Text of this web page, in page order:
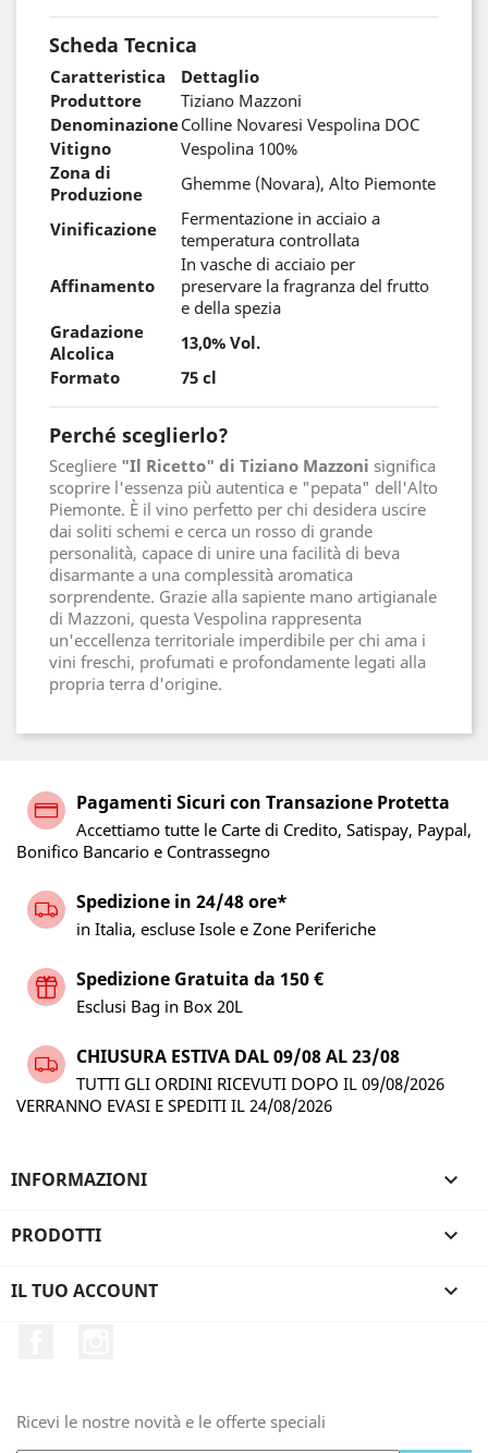
Scheda Tecnica
Caratteristica
Dettaglio
Produttore
Tiziano Mazzoni
DenominazioneColline Novaresi Vespolina DOC
Vitigno
Vespolina 100%
Zona di
Produzione
Ghemme (Novara), Alto Piemonte
Vinificazione
Fermentazione in acciaio a
temperatura controllata
Affinamento
In vasche di acciaio per
preservare la fragranza del frutto
e della spezia
Gradazione
Alcolica
13,0% Vol.
Formato
75 cl
Perché sceglierlo?
Scegliere "Il Ricetto" di Tiziano Mazzoni significa
scoprire l'essenza più autentica e "pepata" dell'Alto
Piemonte. È il vino perfetto per chi desidera uscire
dai soliti schemi e cerca un rosso di grande
personalità, capace di unire una facilità di beva
disarmante a una complessità aromatica
sorprendente. Grazie alla sapiente mano artigianale
di Mazzoni, questa Vespolina rappresenta
un'eccellenza territoriale imperdibile per chi ama i
vini freschi, profumati e profondamente legati alla
propria terra d'origine.
Pagamenti Sicuri con Transazione Protetta
Accettiamo tutte le Carte di Credito, Satispay, Paypal,
Bonifico Bancario e Contrassegno
Spedizione in 24/48 ore*
in Italia, escluse Isole e Zone Periferiche
Spedizione Gratuita da 150 €
Esclusi Bag in Box 20L
CHIUSURA ESTIVA DAL 09/08 AL 23/08
TUTTI GLI ORDINI RICEVUTI DOPO IL 09/08/2026
VERRANNO EVASI E SPEDITI IL 24/08/2026
INFORMAZIONI 
PRODOTTI 
IL TUO ACCOUNT 
Ricevi le nostre novità e le offerte speciali